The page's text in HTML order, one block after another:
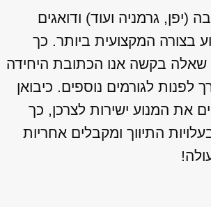
(יפן, גרמניה ועוד) ודואגים
בצורה המקצועית ביותר. כך
בקשה אנו הכתובת היחידה
לפנות לגורמים נוספים. כיבואן
את המנוע ישירות לצרכן, כך
התיווך ומקבלים אחריות